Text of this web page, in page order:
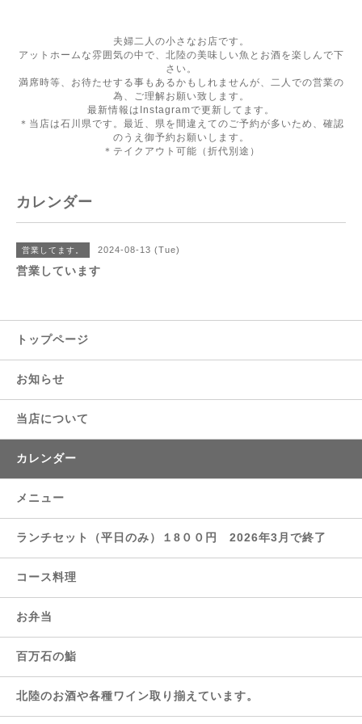
夫婦二人の小さなお店です。
アットホームな雰囲気の中で、北陸の美味しい魚とお酒を楽しんで下
さい。
満席時等、お待たせする事もあるかもしれませんが、二人での営業の
為、ご理解お願い致します。
最新情報はInstagramで更新してます。
＊当店は石川県です。最近、県を間違えてのご予約が多いため、確認
のうえ御予約お願いします。
＊テイクアウト可能（折代別途）
カレンダー
営業してます。 2024-08-13 (Tue)
営業しています
トップページ
お知らせ
当店について
カレンダー
メニュー
ランチセット（平日のみ）１8００円 2026年3月で終了
コース料理
お弁当
百万石の鮨
北陸のお酒や各種ワイン取り揃えています。